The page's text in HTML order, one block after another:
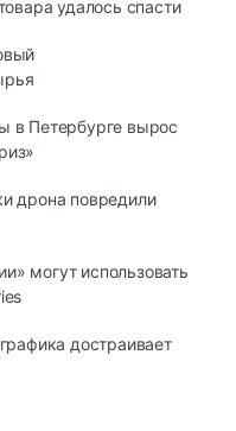
удалось спасти
в Петербурге вырос
дрона повредили
могут использовать
достраивает